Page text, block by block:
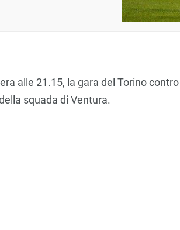
alle 21.15, la gara del Torino contro
squada di Ventura.